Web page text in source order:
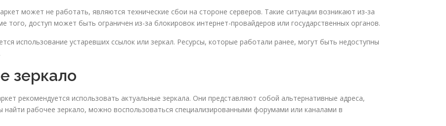
может не работать, являются технические сбои на стороне серверов. Такие ситуации возникают из-за
того, доступ может быть ограничен из-за блокировок интернет-провайдеров или государственных органов.
использование устаревших ссылок или зеркал. Ресурсы, которые работали ранее, могут быть недоступны
зеркало
рекомендуется использовать актуальные зеркала. Они представляют собой альтернативные адреса,
рабочее зеркало, можно воспользоваться специализированными форумами или каналами в